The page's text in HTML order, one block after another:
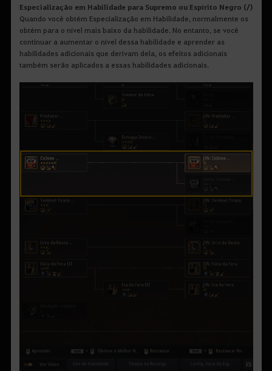
Especialização em Habilidade para Supremo ou Espírito Negro (/)
Quando você obtém Especialização em Habilidade, normalmente os
obtém para o nível mais baixo da habilidade. No entanto, se você
continuar a aumentar o nível dessa habilidade e aprender as
habilidades adicionais que derivam dela, os efeitos adicionais
também serão aplicados a essas habilidades adicionais.